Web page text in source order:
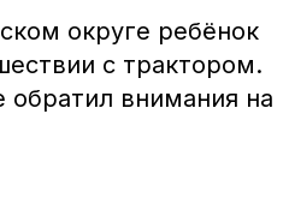
округе ребёнок
с трактором.
обратил внимания на